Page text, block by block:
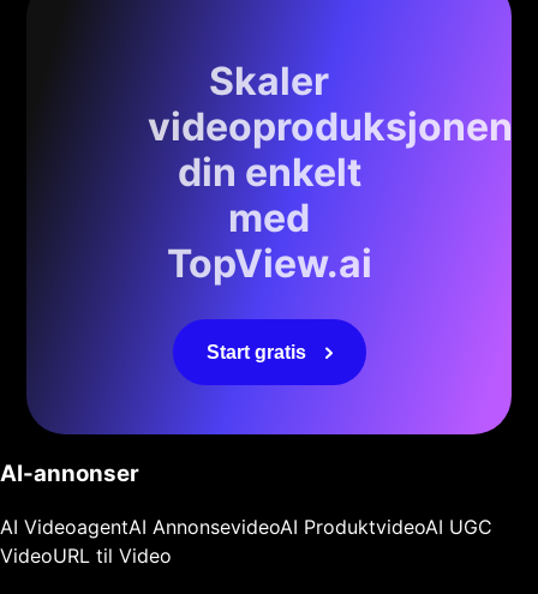
Skaler
videoproduksjonen
din enkelt
med
TopView.ai
Start gratis
AI-annonser
AI VideoagentAI AnnonsevideoAI ProduktvideoAI UGC
VideoURL til Video